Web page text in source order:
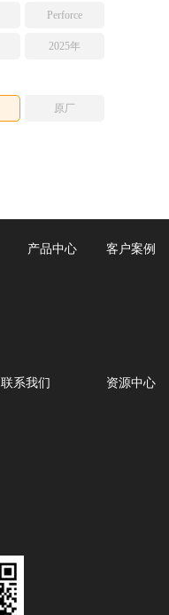
Perforce
2025年
原厂
产品中心 客户案例
联系我们 资源中心